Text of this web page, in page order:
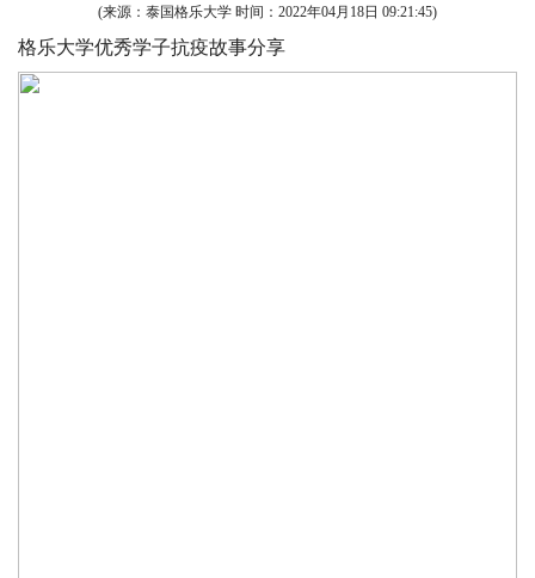
(来源：泰国格乐大学 时间： 2022年04月18日 09:21:45)
格乐大学优秀学子抗疫故事分享